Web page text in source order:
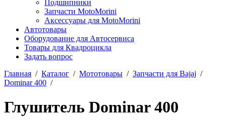
Подшипники
Запчасти MotoMorini
Аксессуары для MotoMorini
Автотовары
Оборудование для Автосервиса
Товары для Квадроцикла
Задать вопрос
Главная / Каталог / Мототовары / Запчасти для Bajaj /
Dominar 400 /
Глушитель Dominar 400